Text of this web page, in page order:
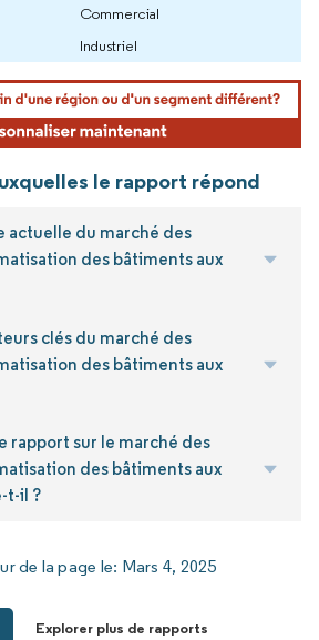
Commercial
Industriel
le rapport répond
actuelle du marché des
des bâtiments aux
clés du marché des
des bâtiments aux
rapport sur le marché des
des bâtiments aux
t-il ?
de la page le: Mars 4, 2025
Explorer plus de rapports